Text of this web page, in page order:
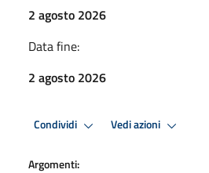
2 agosto 2026
Data fine:
2 agosto 2026
Condividi Vedi azioni
Argomenti: